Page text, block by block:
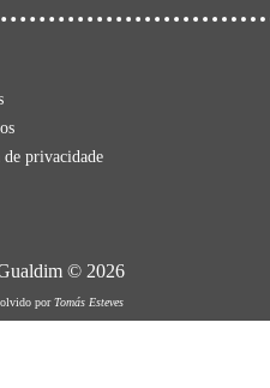
privacidade
© 2026
porTomás Esteves